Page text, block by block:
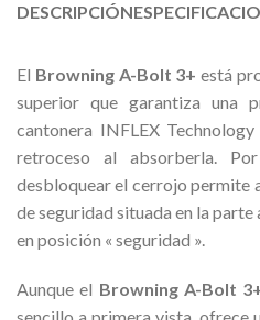
DESCRIPCIÓN
El Browning A-Bolt 3+ está
superior que garantiza una
cantonera INFLEX
retroceso al absorberla.
desbloquear el cerrojo permite
de seguridad situada en la parte
en posición « seguridad ».
Aunque el Browning A-Bolt